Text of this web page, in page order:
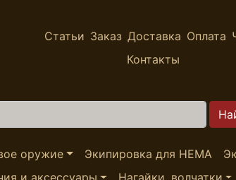
Статьи Заказ Доставка Оплата
Контакты
оружие Экипировка для HEMA